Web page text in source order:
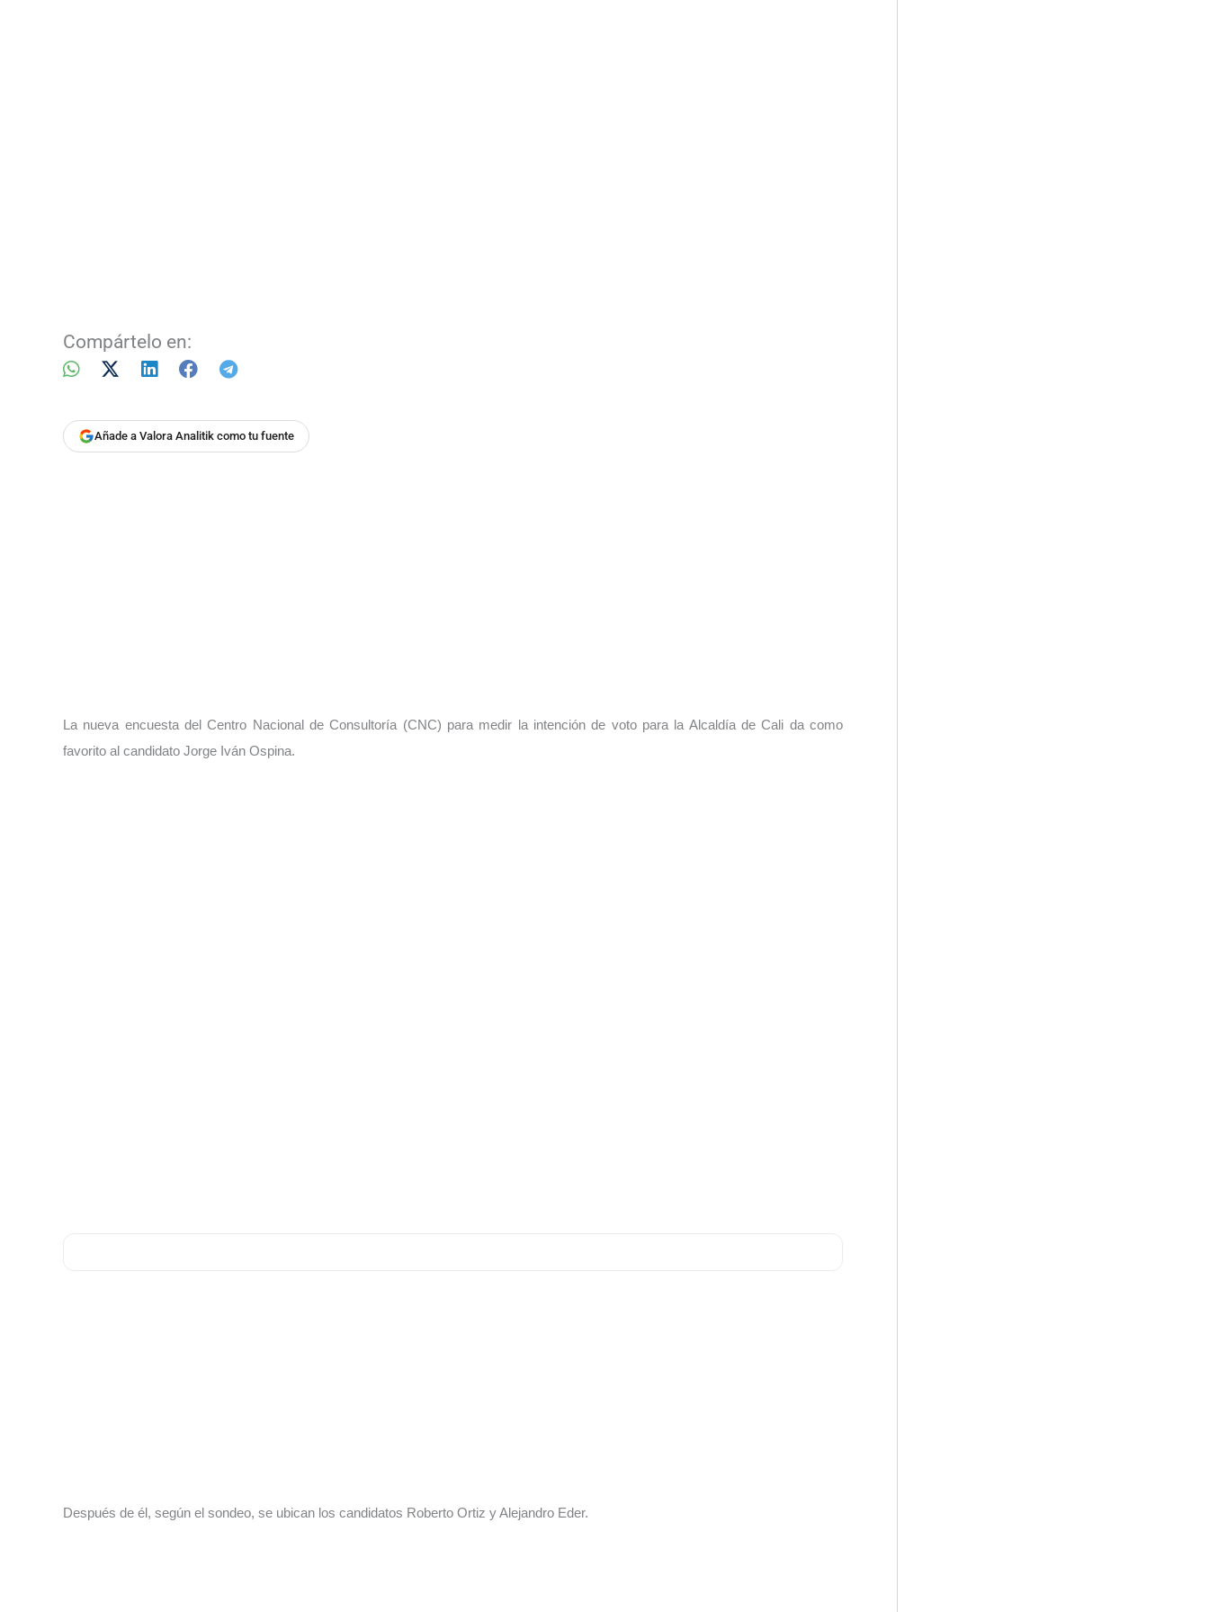
Compártelo en:
Añade a Valora Analitik como tu fuente
La nueva encuesta del Centro Nacional de Consultoría (CNC) para medir la intención de voto para la Alcaldía de Cali da como
favorito al candidato Jorge Iván Ospina.
Después de él, según el sondeo, se ubican los candidatos Roberto Ortiz y Alejandro Eder.